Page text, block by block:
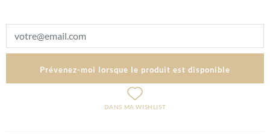
Prévenez-moi lorsque le produit est disponible
DANS MA WISHLIST